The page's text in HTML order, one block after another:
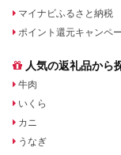
マイナビふるさと納税
ポイント還元キャンペ
人気の返礼品から
牛肉
いくら
カニ
うなぎ